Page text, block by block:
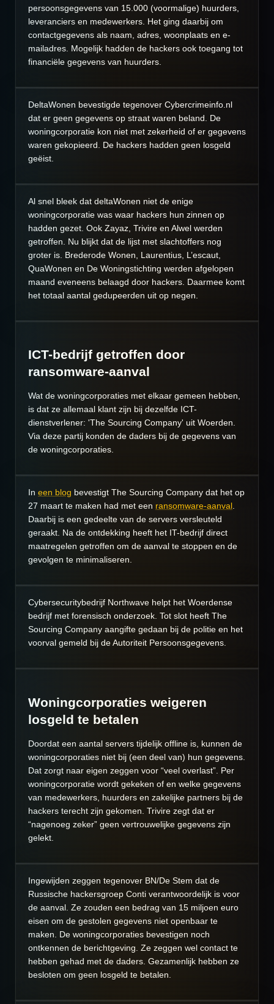
persoonsgegevens van 15.000 (voormalige) huurders,
leveranciers en medewerkers. Het ging daarbij om
contactgegevens als naam, adres, woonplaats en e-
mailadres. Mogelijk hadden de hackers ook toegang tot
financiële gegevens van huurders.
DeltaWonen bevestigde tegenover Cybercrimeinfo.nl
dat er geen gegevens op straat waren beland. De
woningcorporatie kon niet met zekerheid of er gegevens
waren gekopieerd. De hackers hadden geen losgeld
geëist.
Al snel bleek dat deltaWonen niet de enige
woningcorporatie was waar hackers hun zinnen op
hadden gezet. Ook Zayaz , Trivire en Alwel werden
getroffen. Nu blijkt dat de lijst met slachtoffers nog
groter is. Brederode Wonen, Laurentius, L’escaut,
QuaWonen en De Woningstichting werden afgelopen
maand eveneens belaagd door hackers. Daarmee komt
het totaal aantal gedupeerden uit op negen.
ICT-bedrijf getroffen door
ransomware-aanval
Wat de woningcorporaties met elkaar gemeen hebben,
is dat ze allemaal klant zijn bij dezelfde ICT-
dienstverlener: 'The Sourcing Company' uit Woerden.
Via deze partij konden de daders bij de gegevens van
de woningcorporaties.
In een blog bevestigt The Sourcing Company dat het op
27 maart te maken had met een ransomware-aanval.
Daarbij is een gedeelte van de servers versleuteld
geraakt. Na de ontdekking heeft het IT-bedrijf direct
maatregelen getroffen om de aanval te stoppen en de
gevolgen te minimaliseren.
Cybersecuritybedrijf Northwave helpt het Woerdense
bedrijf met forensisch onderzoek. Tot slot heeft The
Sourcing Company aangifte gedaan bij de politie en het
voorval gemeld bij de Autoriteit Persoonsgegevens.
Woningcorporaties weigeren
losgeld te betalen
Doordat een aantal servers tijdelijk offline is, kunnen de
woningcorporaties niet bij (een deel van) hun gegevens.
Dat zorgt naar eigen zeggen voor “veel overlast”. Per
woningcorporatie wordt gekeken of en welke gegevens
van medewerkers, huurders en zakelijke partners bij de
hackers terecht zijn gekomen. Trivire zegt dat er
“nagenoeg zeker” geen vertrouwelijke gegevens zijn
gelekt.
Ingewijden zeggen tegenover BN/De Stem dat de
Russische hackersgroep Conti verantwoordelijk is voor
de aanval. Ze zouden een bedrag van 15 miljoen euro
eisen om de gestolen gegevens niet openbaar te
maken. De woningcorporaties bevestigen noch
ontkennen de berichtgeving. Ze zeggen wel contact te
hebben gehad met de daders. Gezamenlijk hebben ze
besloten om geen losgeld te betalen.